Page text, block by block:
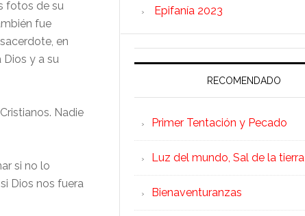
fotos de su
fue
en
Dios y a su
Nadie
si no lo
Dios nos fuera
Epifanía 2023
RECOMENDADO
Primer Tentación y Pecado
Luz del mundo, Sal de la tierra
Bienaventuranzas